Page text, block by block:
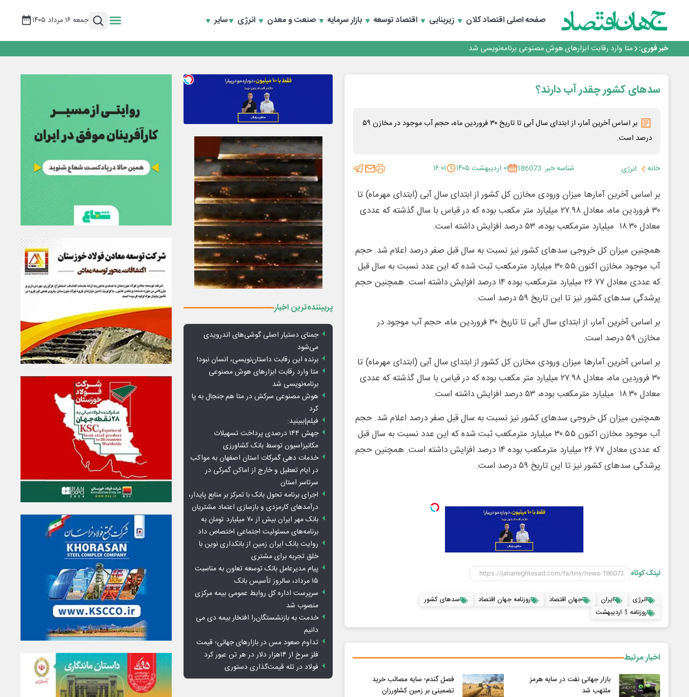
صفحه اصلیاقتصاد کلان زیربنایی اقتصاد توسعه بازار سرمایه صنعت و معدن انرژی سایر جمعه ۱۶ مرداد ۱۴۰۵
خبر فوری:
فیلم|ببینید:
جمنای دستیار اصلی گوشی‌های اندرویدی می‌شود
متا وارد رقابت ابزارهای هوش مصنوعی برنامه‌نویسی شد
هوش مصنوعی سرکش در متا هم جنجال به پا کرد
فیلم|ببینید:
جمنای دستیار اصلی گوشی‌های اندرویدی می‌شود
برنده این رقابت داستان‌نویسی، انسان نبود!
سدهای کشور چقدر آب دارند؟
بر اساس آخرین آمار، از ابتدای سال آبی تا تاریخ ۳۰ فروردین ماه، حجم آب موجود در مخازن ۵۹
درصد است.
خانه انرژی شناسه خبر: 186073 ۰۱ اردیبهشت ۱۴۰۵ ۱۶:۰۱
بر اساس آخرین آمارها میزان ورودی مخازن کل کشور از ابتدای سال آبی (ابتدای مهرماه) تا
۳۰ فروردین ماه، معادل ۲۷.۹۸ میلیارد متر مکعب بوده که در قیاس با سال گذشته که عددی
معادل ۱۸.۳۰ میلیارد مترمکعب بوده، ۵۳ درصد افزایش داشته است.
همچنین میزان کل خروجی سدهای کشور نیز نسبت به سال قبل صفر درصد اعلام شد. حجم
آب موجود مخازن اکنون ۳۰.۵۵ میلیارد مترمکعب ثبت شده که این عدد نسبت به سال قبل
که عددی معادل ۲۶.۷۷ میلیارد مترمکعب بوده ۱۴ درصد افزایش داشته است. همچنین حجم
پرشدگی سدهای کشور نیز تا این تاریخ ۵۹ درصد است.
بر اساس آخرین آمار، از ابتدای سال آبی تا تاریخ ۳۰ فروردین ماه، حجم آب موجود در
مخازن ۵۹ درصد است.
بر اساس آخرین آمارها میزان ورودی مخازن کل کشور از ابتدای سال آبی (ابتدای مهرماه) تا
۳۰ فروردین ماه، معادل ۲۷.۹۸ میلیارد متر مکعب بوده که در قیاس با سال گذشته که عددی
معادل ۱۸.۳۰ میلیارد مترمکعب بوده، ۵۳ درصد افزایش داشته است.
همچنین میزان کل خروجی سدهای کشور نیز نسبت به سال قبل صفر درصد اعلام شد. حجم
آب موجود مخازن اکنون ۳۰.۵۵ میلیارد مترمکعب ثبت شده که این عدد نسبت به سال قبل
که عددی معادل ۲۶.۷۷ میلیارد مترمکعب بوده ۱۴ درصد افزایش داشته است. همچنین حجم
پرشدگی سدهای کشور نیز تا این تاریخ ۵۹ درصد است.
لینک کوتاه
انرژی ایران جهان اقتصاد روزنامه جهان اقتصاد
سدهای کشور
روزنامه 1 اردیبهشت
اخبار مرتبط
بازار جهانی نفت در سایه هرمز
ملتهب شد
فصل گندم؛ سایه مصائب خرید
تضمینی بر زمین کشاورزان
پربیننده‌ترین اخبار
جمنای دستیار اصلی گوشی‌های اندرویدی
می‌شود
برنده این رقابت داستان‌نویسی، انسان نبود!
متا وارد رقابت ابزارهای هوش مصنوعی
برنامه‌نویسی شد
هوش مصنوعی سرکش در متا هم جنجال به پا
کرد
فیلم|ببینید:
جهش ۱۴۴ درصدی پرداخت تسهیلات
مکانیزاسیون توسط بانک کشاورزی
خدمات دهی گمرکات استان اصفهان به مواکب
در ایام تعطیل و خارج از اماکن گمرکی در
سرتاسر استان
اجرای برنامه تحول بانک با تمرکز بر منابع پایدار،
درآمدهای کارمزدی و بازسازی اعتماد مشتریان
بانک مهر ایران بیش از ۷۰ میلیارد تومان به
برنامه‌های مسئولیت اجتماعی اختصاص داد
روایت بانک ایران زمین از بانکداری نوین با
خلق تجربه برای مشتری
پیام مدیرعامل بانک توسعه تعاون به مناسبت
۱۵ مرداد، سالروز تأسیس بانک
سرپرست اداره کل روابط عمومی بیمه مرکزی
منصوب شد
خدمت به بازنشستگان‌را افتخار بیمه دی می
دانیم
تداوم صعود مس در بازارهای جهانی؛ قیمت
فلز سرخ از ۱۴هزار دلار در هر تن عبور کرد
فولاد در تله قیمت‌گذاری دستوری